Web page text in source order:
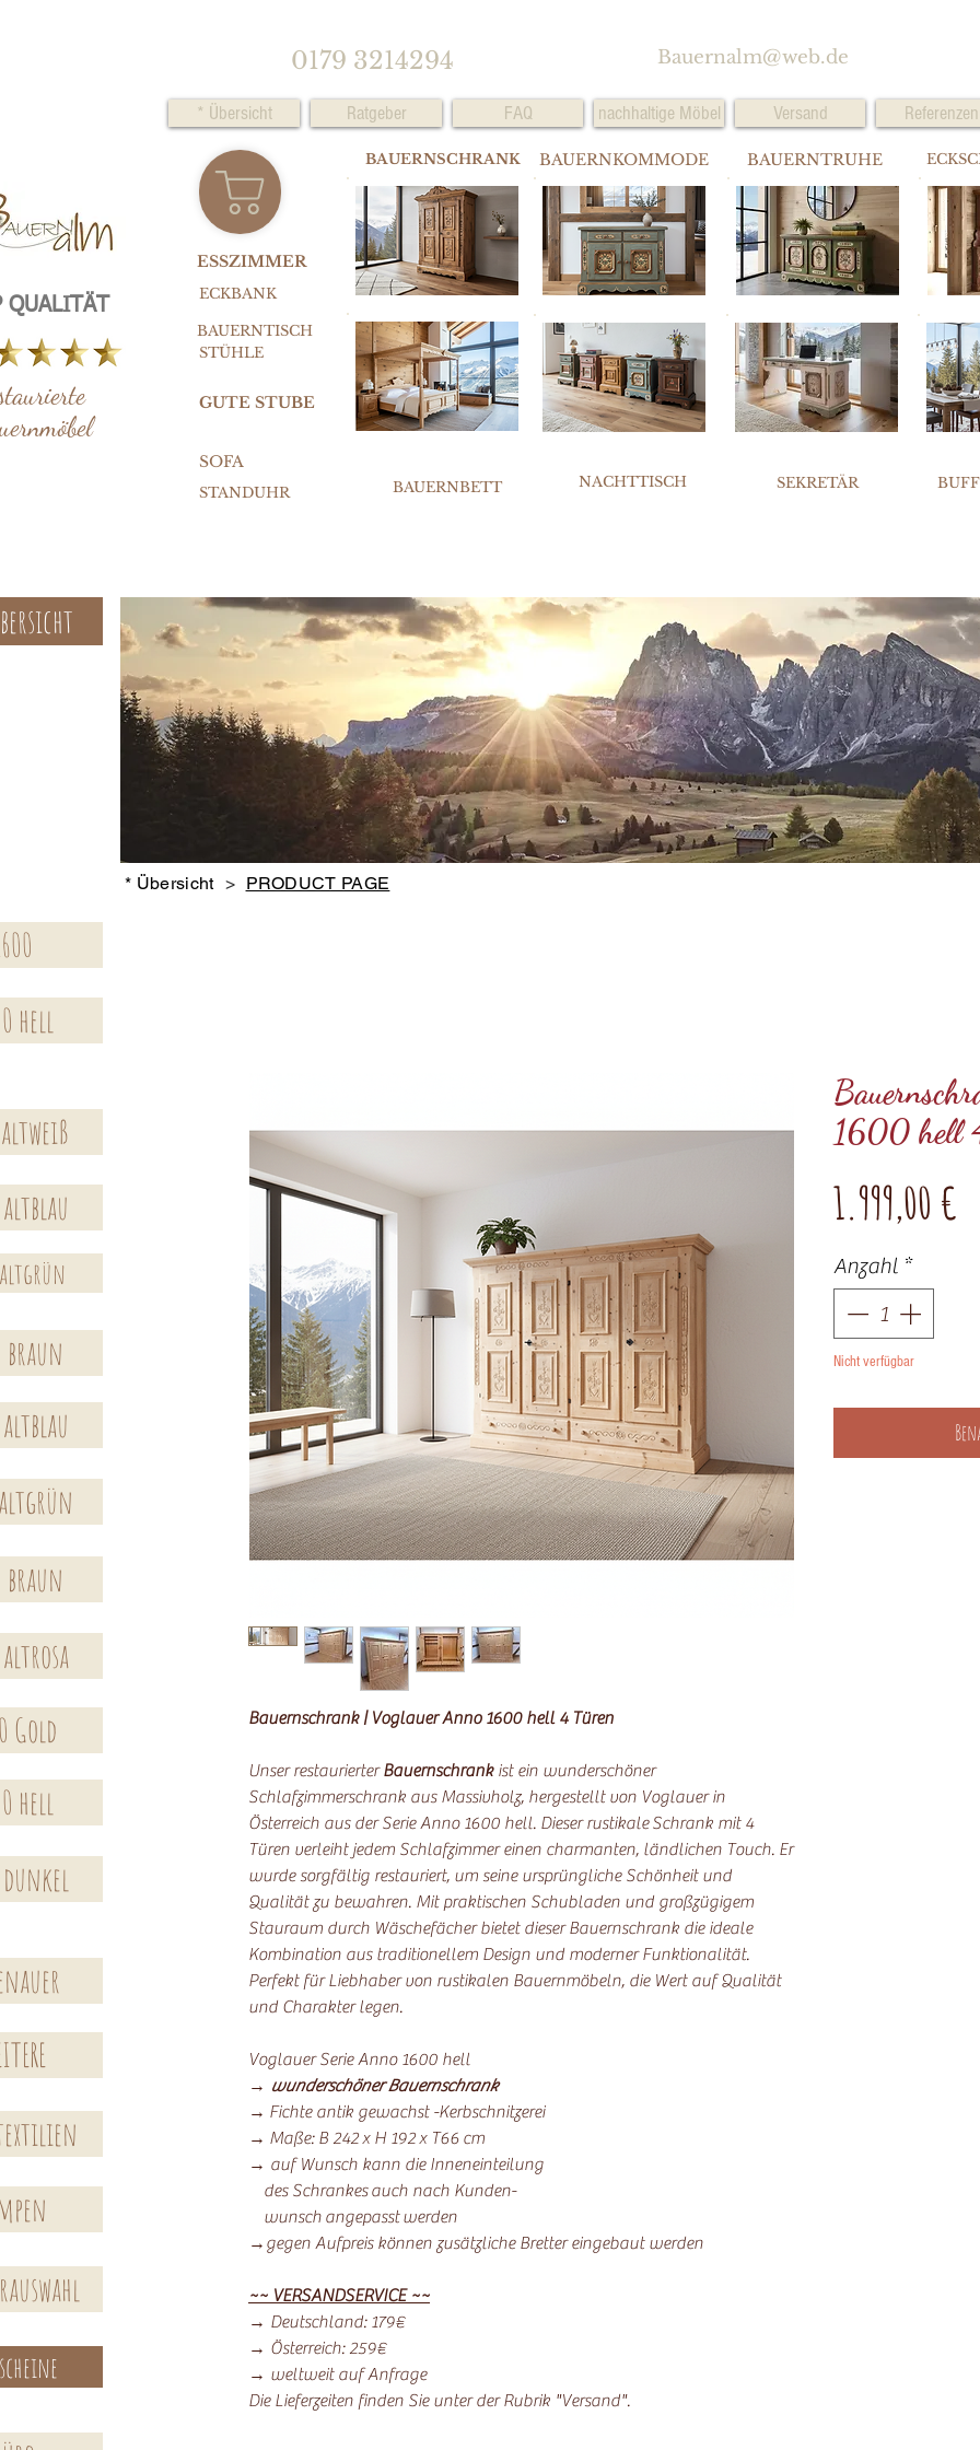
0179 3214294 Bauernalm@web.de
QUALITÄT
* Übersicht Ratgeber FAQ nachhaltige Möbel Versand Referenzen
ESSZIMMER
ECKBANK
BAUERNTISCH
STÜHLE
GUTE STUBE
BAUERNSCHRANK BAUERNKOMMODE BAUERNTRUHE
SOFA
STANDUHR BAUERNBETT NACHTTISCH SEKRETÄR
Bauernschrank | Voglauer Anno 1600 hell 4 Türen
Unser restaurierterBauernschrankist ein wunderschöner
Schlafzimmerschrank aus Massivholz, hergestellt von Voglauer in
Österreich aus der Serie Anno 1600 hell. Dieser rustikale Schrank mit 4
Türen verleiht jedem Schlafzimmer einen charmanten, ländlichen Touch. Er
wurde sorgfältig restauriert, um seine ursprüngliche Schönheit und
Qualität zu bewahren. Mit praktischen Schubladen und großzügigem
Stauraum durch Wäschefächer bietet dieser Bauernschrank die ideale
Kombination aus traditionellem Design und moderner Funktionalität.
Perfekt für Liebhaber von rustikalen Bauernmöbeln, die Wert auf Qualität
und Charakter legen.
Voglauer Serie Anno 1600 hell
→ wunderschöner Bauernschrank
→ Fichte antik gewachst -Kerbschnitzerei
→ Maße: B 242 x H 192 x T66 cm
→ auf Wunsch kann die Inneneinteilung
des Schrankes auch nach Kunden-
wunsch angepasst werden
→gegen Aufpreis können zusätzliche Bretter eingebaut werden
~~ VERSANDSERVICE ~~
→ Deutschland: 179€
→ Österreich: 259€
→ weltweit auf Anfrage
Die Lieferzeiten finden Sie unter der Rubrik "Versand".
1600 hell
1.999,00 €
Anzahl *
Nicht verfügbar
hell
altgrün
braun
braun
Gold
hell
* Übersicht > PRODUCT PAGE